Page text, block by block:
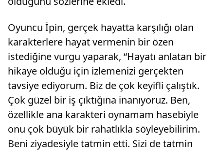
Oyuncu İpin, gerçek hayatta karşılığı olan
karakterlere hayat vermenin bir özen
istediğine vurgu yaparak, “Hayatı anlatan bir
hikaye olduğu için izlemenizi gerçekten
tavsiye ediyorum. Biz de çok keyifli çalıştık.
Çok güzel bir iş çıktığına inanıyoruz. Ben,
özellikle ana karakteri oynamam hasebiyle
onu çok büyük bir rahatlıkla söyleyebilirim.
Beni ziyadesiyle tatmin etti. Sizi de tatmin